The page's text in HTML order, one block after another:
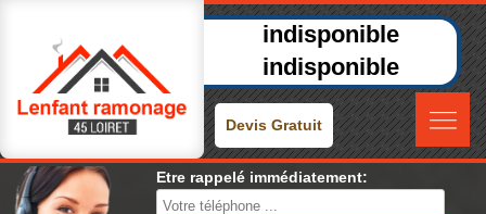
indisponible
indisponible
Devis Gratuit
Etre rappelé immédiatement: